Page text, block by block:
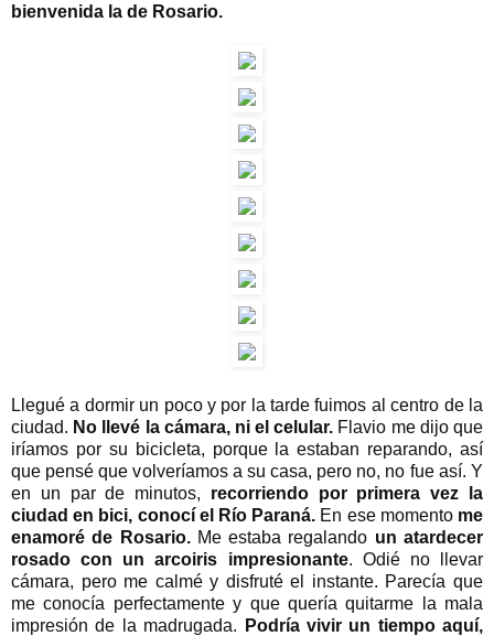
bienvenida la de Rosario.
Llegué a dormir un poco y por la tarde fuimos al centro de la
ciudad. No llevé la cámara, ni el celular. Flavio me dijo que
iríamos por su bicicleta, porque la estaban reparando, así
que pensé que volveríamos a su casa, pero no, no fue así. Y
en un par de minutos, recorriendo por primera vez la
ciudad en bici, conocí el Río Paraná. En ese momento me
enamoré de Rosario.Me estaba regalando un atardecer
rosado con un arcoiris impresionante. Odié no llevar
cámara, pero me calmé y disfruté el instante. Parecía que
me conocía perfectamente y que quería quitarme la mala
impresión de la madrugada.
Podría vivir un tiempo aquí,